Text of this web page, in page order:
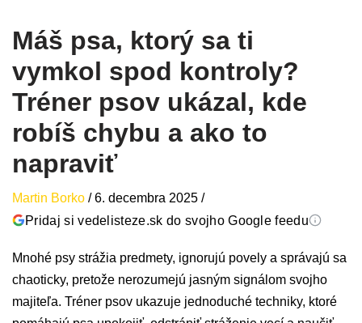
Máš psa, ktorý sa ti
vymkol spod kontroly?
Tréner psov ukázal, kde
robíš chybu a ako to
napraviť
Martin Borko /6. decembra 2025 /
Pridaj si vedelisteze.sk do svojho Google feedu
Mnohé psy strážia predmety, ignorujú povely a správajú sa
chaoticky, pretože nerozumejú jasným signálom svojho
majiteľa. Tréner psov ukazuje jednoduché techniky, ktoré